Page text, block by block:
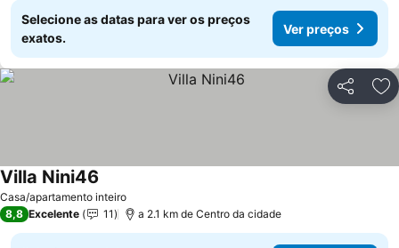
Selecione as datas para ver os preços
exatos.
Ver preços
Partilhar
Casa/apartamento inteiro
Villa Nini46
8,8 Excelente 11 a 2.1 km de Centro da cidade